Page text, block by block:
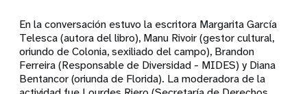
En la conversación estuvo la escritora Margarita García
Telesca (autora del libro), Manu Rivoir (gestor cultural,
oriundo de Colonia, sexiliado del campo), Brandon
Ferreira (Responsable de Diversidad - MIDES) y Diana
Bentancor (oriunda de Florida). La moderadora de la